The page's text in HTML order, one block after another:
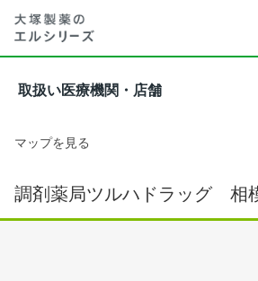
取扱い医療機関・店舗
マップを見る
調剤薬局ツルハドラッグ 相